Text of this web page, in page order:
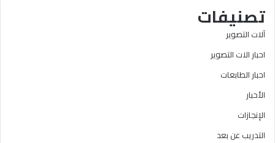
تصنيفات
آلات التصوير
احبار الات التصوير
احبار الطابعات
الأحبار
الإنجازات
التدريب عن بعد